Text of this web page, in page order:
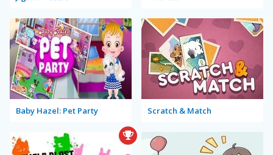
Baby Hazel: Pet Party Scratch & Match